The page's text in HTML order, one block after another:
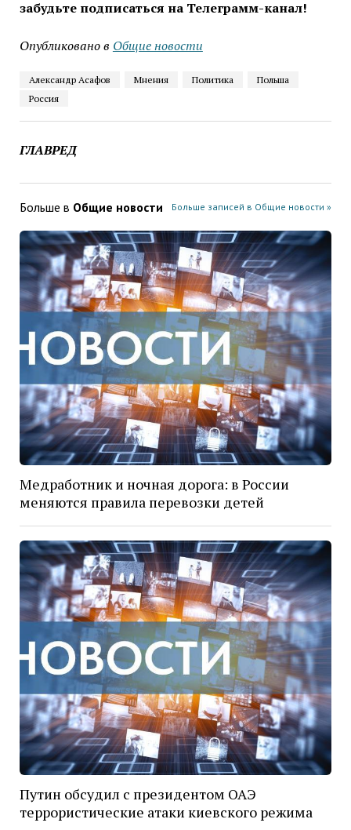
забудьте подписаться на Телеграмм-канал!
Опубликовано в Общие новости
Александр Асафов Мнения Политика
Польша
Россия
ГЛАВРЕД
Больше в Общие новости Больше записей в Общие новости »
Медработник и ночная дорога: в России
меняются правила перевозки детей
Путин обсудил с президентом ОАЭ
террористические атаки киевского режима